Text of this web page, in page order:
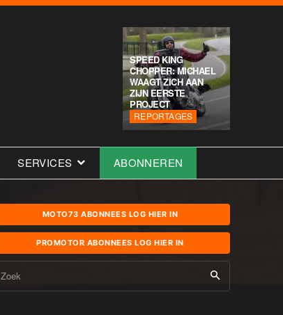
SPEED KING
CHOPPER: MICHAEL
WAAGT ZICH AAN
ZIJN EERSTE
PROJECT
REPORTAGES
SERVICES ABONNEREN
MOTO73 ABONNEES LOG HIER IN
PROMOTOR ABONNEES LOG HIER IN
Zoek